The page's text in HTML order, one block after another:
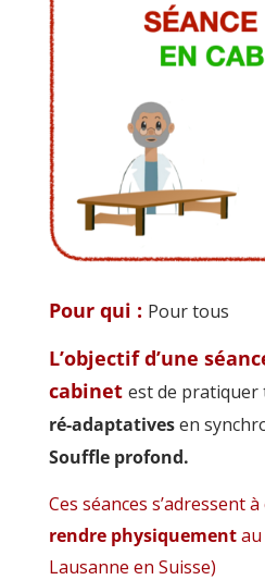
Pour qui : Pour tous
L’objectif d’une
cabinet est de pratiquer
ré-adaptativesen
Souffle profond.
Ces séances s’adressent
rendre physiquementau
Lausanne en Suisse)